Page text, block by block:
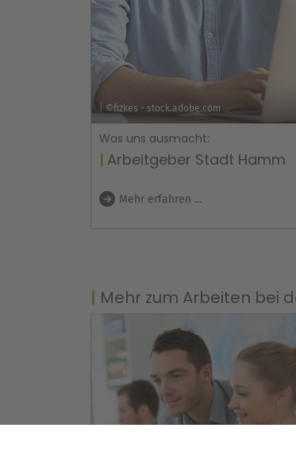
©fizkes - stock.adobe.com
Was uns ausmacht:
Arbeitgeber Stadt Hamm
Mehr erfahren ...
Mehr zum Arbeiten bei